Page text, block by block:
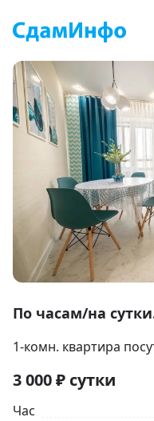
1
14
По часам/на
1-комн. квартира
3 000₽ сутки
Час